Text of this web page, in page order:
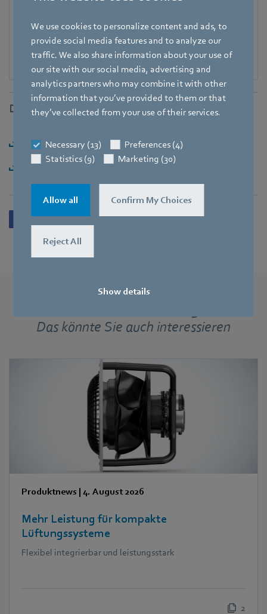
We use cookies to personalize content and ads, to
provide social media features and to analyze our
traffic. We also share information about your use of
our site with our social media, advertising and
analytics partners who may combine it with other
information that you’ve provided to them or that
they’ve collected from your use of their services.
Necessary (13)
Preferences (4)
Statistics (9)
Marketing (30)
Allow all Confirm My Choices
Reject All
Show details
Hauke.Hannig@de.ebmpapst.com
Downloads
Herunterladen [PDF] - 90,98KB
Herunterladen [ZIP] - 5,3MB
Das könnte Sie auch interessieren
Produktnews | 4. August 2026
Mehr Leistung für kompakte
Lüftungssysteme
Flexibel integrierbar und leistungsstark
2